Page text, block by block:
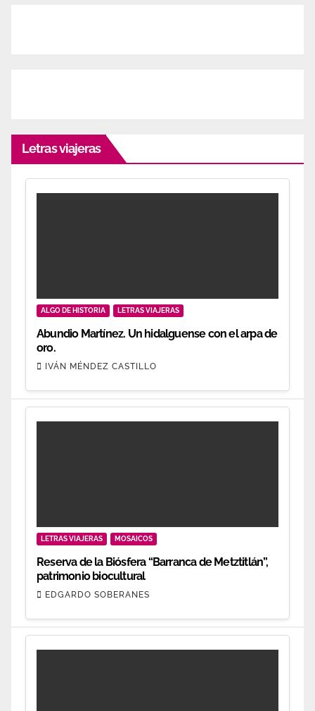
Letras viajeras
ALGO DE HISTORIA LETRAS VIAJERAS
Abundio Martínez. Un hidalguense con el arpa de
oro.
IVÁN MÉNDEZ CASTILLO
LETRAS VIAJERAS MOSAICOS
Reserva de la Biósfera “Barranca de Metztitlán”,
patrimonio biocultural
EDGARDO SOBERANES